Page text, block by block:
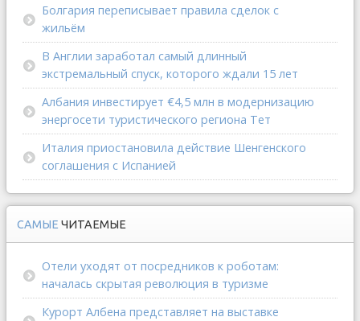
Болгария переписывает правила сделок с
жильём
В Англии заработал самый длинный
экстремальный спуск, которого ждали 15 лет
Албания инвестирует €4,5 млн в модернизацию
энергосети туристического региона Тет
Италия приостановила действие Шенгенского
соглашения с Испанией
САМЫЕ ЧИТАЕМЫЕ
Отели уходят от посредников к роботам:
началась скрытая революция в туризме
Курорт Албена представляет на выставке